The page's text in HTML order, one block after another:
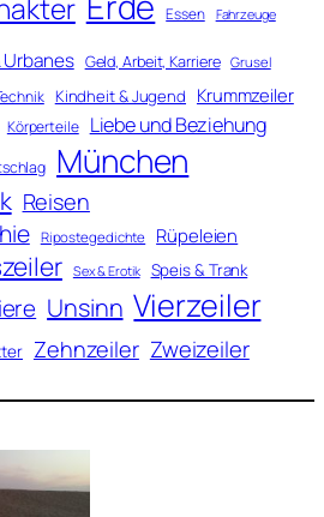
Essen Fahrzeuge
Urbanes Geld, Arbeit, Karriere Grusel
Kindheit & Jugend Krummzeiler
Körperteile Liebe und Beziehung
München
Reisen
Ripostegedichte Rüpeleien
Sex & Erotik Speis & Trank
Unsinn Vierzeiler
Zehnzeiler Zweizeiler